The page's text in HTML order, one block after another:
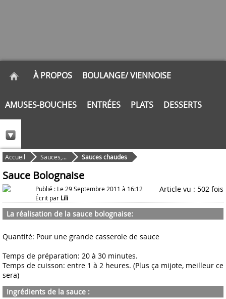
À PROPOS BOULANGE/ VIENNOISE
AMUSES-BOUCHES ENTRÉES PLATS DESSERTS
Accueil Sauces,... Sauces chaudes
Sauce Bolognaise
Publié : Le 29 Septembre 2011 à 16:12
Écrit par Lili
Article vu : 502 fois
La réalisation de la sauce bolognaise:
Quantité: Pour une grande casserole de sauce
Temps de préparation: 20 à 30 minutes.
Temps de cuisson: entre 1 à 2 heures. (Plus ça mijote, meilleur ce
sera)
Ingrédients de la sauce :